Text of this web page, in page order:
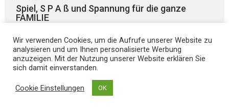
Spiel, S P A ß und Spannung für die ganze
FAMILIE
Wir verwenden Cookies, um die Aufrufe unserer Website zu
analysieren und um Ihnen personalisierte Werbung
anzuzeigen. Mit der Nutzung unserer Website erklären Sie
sich damit einverstanden.
Cookie Einstellungen OK